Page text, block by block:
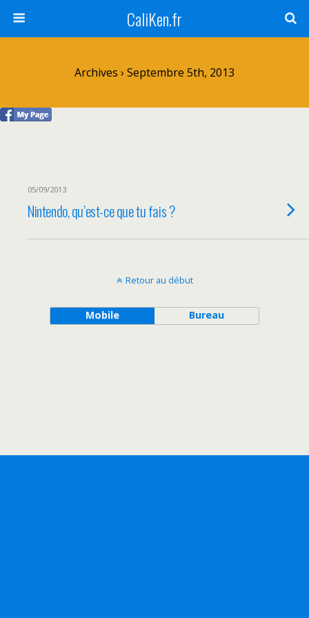
CaliKen.fr
Archives › Septembre 5th, 2013
05/09/2013
Nintendo, qu’est-ce que tu fais ?
Retour au début
Mobile Bureau